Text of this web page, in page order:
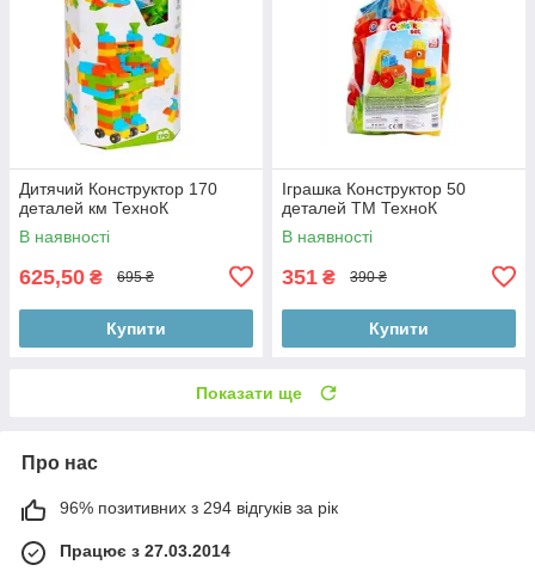
Дитячий Конструктор 170
деталей км ТехноК
В наявності
625,50 ₴ 695 ₴
Купити
Іграшка Конструктор 50
деталей ТМ ТехноК
В наявності
351 ₴ 390 ₴
Купити
Показати ще
Про нас
96% позитивних з 294 відгуків за рік
Працює з 27.03.2014